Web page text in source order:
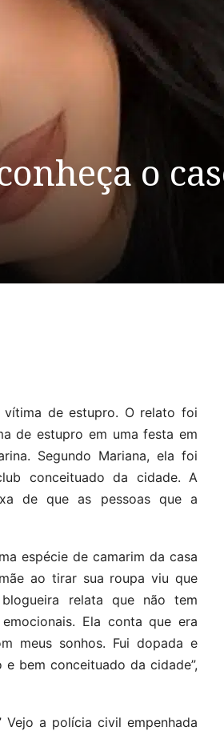
o
vítima de estupro. O relato foi
de estupro em uma festa em
Segundo Mariana, ela foi
conceituado da cidade. A
de que as pessoas que a
espécie de camarim da casa
ao tirar sua roupa viu que
relata que não tem
Ela conta que era
meus sonhos. Fui dopada e
bem conceituado da cidade”,
Vejo a polícia civil empenhada